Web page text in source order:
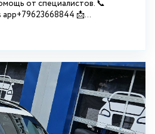
от специалистов. 📞
📩...